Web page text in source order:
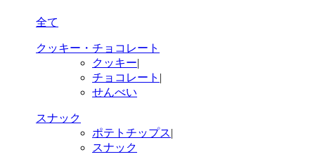
全て
クッキー・チョコレート
クッキー|
チョコレート |
せんべい
スナック
ポテトチップス|
スナック